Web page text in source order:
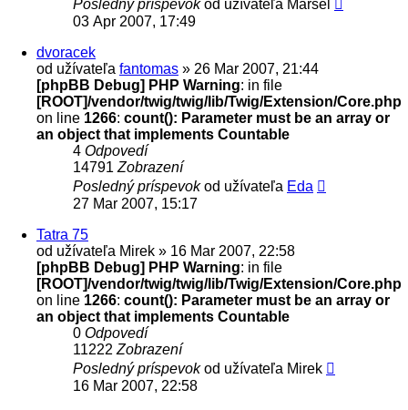
Posledný príspevokod užívateľa Marsel
03 Apr 2007, 17:49
dvoracek
od užívateľa fantomas » 26 Mar 2007, 21:44
[phpBB Debug] PHP Warning: in file
[ROOT]/vendor/twig/twig/lib/Twig/Extension/Core.php
on line 1266: count(): Parameter must be an array or
an object that implements Countable
4 Odpovedí
14791 Zobrazení
Posledný príspevokod užívateľa Eda
27 Mar 2007, 15:17
Tatra 75
od užívateľa Mirek » 16 Mar 2007, 22:58
[phpBB Debug] PHP Warning: in file
[ROOT]/vendor/twig/twig/lib/Twig/Extension/Core.php
on line 1266: count(): Parameter must be an array or
an object that implements Countable
0 Odpovedí
11222 Zobrazení
Posledný príspevokod užívateľa Mirek
16 Mar 2007, 22:58